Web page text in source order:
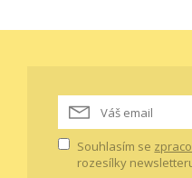
Souhlasím se
rozesílky